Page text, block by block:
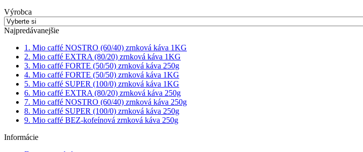
Výrobca
Najpredávanejšie
1. Mio caffé NOSTRO (60/40) zrnková káva 1KG
2. Mio caffé EXTRA (80/20) zrnková káva 1KG
3. Mio caffé FORTE (50/50) zrnková káva 250g
4. Mio caffé FORTE (50/50) zrnková káva 1KG
5. Mio caffé SUPER (100/0) zrnková káva 1KG
6. Mio caffé EXTRA (80/20) zrnková káva 250g
7. Mio caffé NOSTRO (60/40) zrnková káva 250g
8. Mio caffé SUPER (100/0) zrnková káva 250g
9. Mio caffé BEZ-kofeínová zrnková káva 250g
Informácie